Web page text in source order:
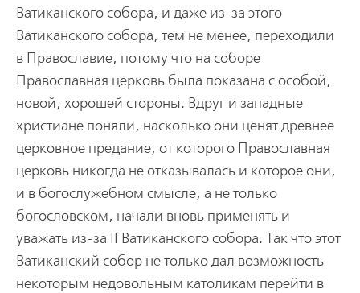
Ватиканского собора, и даже из-за этого
Ватиканского собора, тем не менее, переходили
в Православие, потому что на соборе
Православная церковь была показана с особой,
новой, хорошей стороны. Вдруг и западные
христиане поняли, насколько они ценят древнее
церковное предание, от которого Православная
церковь никогда не отказывалась и которое они,
и в богослужебном смысле, а не только
богословском, начали вновь применять и
уважать из-за II Ватиканского собора. Так что этот
Ватиканский собор не только дал возможность
некоторым недовольным католикам перейти в